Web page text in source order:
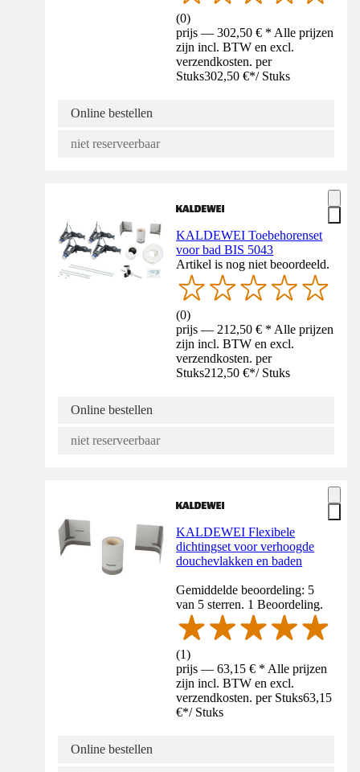
(0)
prijs — 302,50 € * Alle prijzen
zijn incl. BTW en excl.
verzendkosten. per
Stuks302,50 €*/ Stuks
Online bestellen
niet reserveerbaar
KALDEWEI Toebehorenset
voor bad BIS 5043
Artikel is nog niet beoordeeld.
(0)
prijs — 212,50 € * Alle prijzen
zijn incl. BTW en excl.
verzendkosten. per
Stuks212,50 €*/ Stuks
Online bestellen
niet reserveerbaar
KALDEWEI Flexibele
dichtingset voor verhoogde
douchevlakken en baden
Gemiddelde beoordeling: 5
van 5 sterren. 1 Beoordeling.
(1)
prijs — 63,15 € * Alle prijzen
zijn incl. BTW en excl.
verzendkosten. per Stuks63,15
€*/ Stuks
Online bestellen